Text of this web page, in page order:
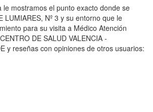
le mostramos el punto exacto donde se
LUMIARES, Nº 3 y su entorno que le
para su visita a Médico Atención
DE SALUD VALENCIA -
y reseñas con opiniones de otros usuarios: